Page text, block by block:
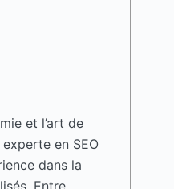
et l’art de
en SEO
dans la